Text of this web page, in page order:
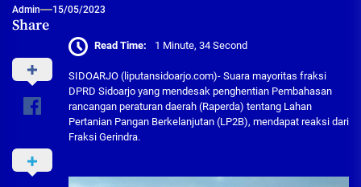
Admin 15/05/2023
Share
Read Time: 1 Minute, 34 Second
SIDOARJO (liputansidoarjo.com)- Suara mayoritas fraksi
DPRD Sidoarjo yang mendesak penghentian Pembahasan
rancangan peraturan daerah (Raperda) tentang Lahan
Pertanian Pangan Berkelanjutan (LP2B), mendapat reaksi dari
Fraksi Gerindra.